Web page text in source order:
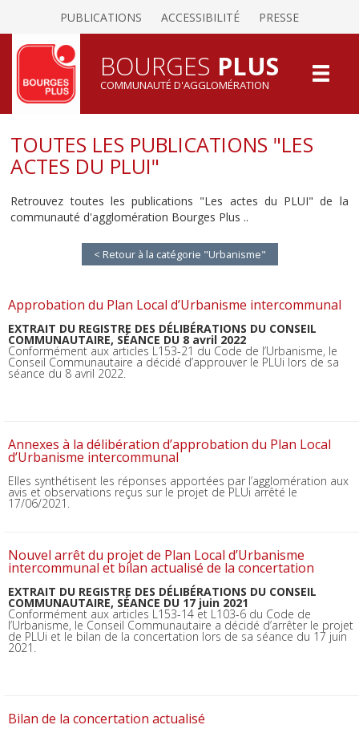
PUBLICATIONS ACCESSIBILITÉ PRESSE
BOURGES PLUS
COMMUNAUTÉ D'AGGLOMÉRATION
TOUTES LES PUBLICATIONS "LES
ACTES DU PLUI"
Retrouvez toutes les publications "Les actes du PLUI" de la
communauté d'agglomération Bourges Plus ..
< Retour à la catégorie "Urbanisme"
Approbation du Plan Local d’Urbanisme intercommunal
EXTRAIT DU REGISTRE DES DÉLIBÉRATIONS DU CONSEIL
COMMUNAUTAIRE, SÉANCE DU 8 avril 2022
Conformément aux articles L153-21 du Code de l’Urbanisme, le
Conseil Communautaire a décidé d’approuver le PLUi lors de sa
séance du 8 avril 2022.
Annexes à la délibération d’approbation du Plan Local
d’Urbanisme intercommunal
Elles synthétisent les réponses apportées par l’agglomération aux
avis et observations reçus sur le projet de PLUi arrêté le
17/06/2021.
Nouvel arrêt du projet de Plan Local d’Urbanisme
intercommunal et bilan actualisé de la concertation
EXTRAIT DU REGISTRE DES DÉLIBÉRATIONS DU CONSEIL
COMMUNAUTAIRE, SÉANCE DU 17 juin 2021
Conformément aux articles L153-14 et L103-6 du Code de
l’Urbanisme, le Conseil Communautaire a décidé d’arrêter le projet
de PLUi et le bilan de la concertation lors de sa séance du 17 juin
2021.
Bilan de la concertation actualisé